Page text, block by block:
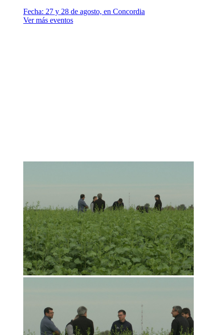
Fecha: 27 y 28 de agosto, en Concordia
Ver más eventos